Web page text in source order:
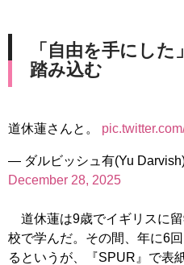
「自由を手にした
踏み込む
道休蓮さんと。
— ダルビッシュ有(Yu
December 28, 2025
道休蓮は9歳でイギリスに
校で学んだ。その間、年に6
るというが、『SPUR』で表